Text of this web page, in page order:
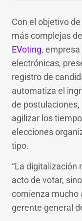
Con el objetivo
más complejas
EVoting,
electrónicas,
registro de
automatiza el
de
agilizar los
elecciones
tipo.
“La digitalización
acto de votar,
comienza mucho
gerente general